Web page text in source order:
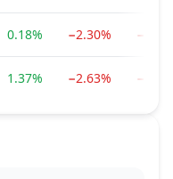
0.18% −2.30%
1.37% −2.63%